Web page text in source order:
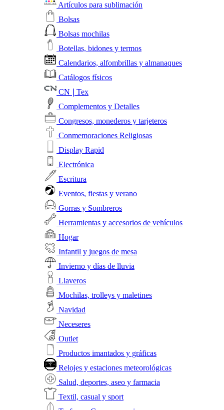
Artículos para sublimación
Bolsas
Bolsas mochilas
Botellas, bidones y termos
Calendarios, alfombrillas y almanaques
Catálogos físicos
CN❘Tex
Complementos y Detalles
Congresos, monederos y tarjeteros
Conmemoraciones Religiosas
Display Rapid
Electrónica
Escritura
Eventos, fiestas y verano
Gorras y Sombreros
Herramientas y accesorios de vehículos
Hogar
Infantil y juegos de mesa
Invierno y días de lluvia
Llaveros
Mochilas, trolleys y maletines
Navidad
Neceseres
Outlet
Productos imantados y gráficas
Relojes y estaciones meteorológicas
Salud, deportes, aseo y farmacia
Textil, casual y sport